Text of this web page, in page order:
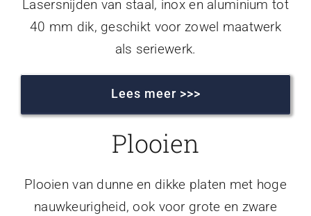
Lasersnijden van staal, inox en aluminium tot
40 mm dik, geschikt voor zowel maatwerk
als seriewerk.
Lees meer >>>
Plooien
Plooien van dunne en dikke platen met hoge
nauwkeurigheid, ook voor grote en zware